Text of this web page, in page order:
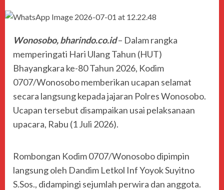
Wonosobo, bharindo.co.id– Dalam rangka
memperingati Hari Ulang Tahun (HUT)
Bhayangkara ke-80 Tahun 2026, Kodim
0707/Wonosobo memberikan ucapan selamat
secara langsung kepada jajaran Polres Wonosobo.
Ucapan tersebut disampaikan usai pelaksanaan
upacara, Rabu (1 Juli 2026).
Rombongan Kodim 0707/Wonosobo dipimpin
langsung oleh Dandim Letkol Inf Yoyok Suyitno
S.Sos., didampingi sejumlah perwira dan anggota.